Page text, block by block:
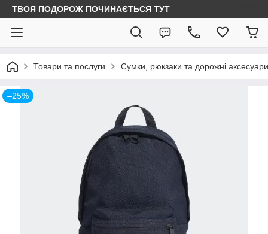
ТВОЯ ПОДОРОЖ ПОЧИНАЄТЬСЯ ТУТ
Товари та послуги Сумки, рюкзаки та дорожні аксесуари
–25%